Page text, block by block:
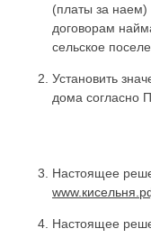
(платы за
договорам
сельское
Установить
дома согласно
Настоящее
Настоящее